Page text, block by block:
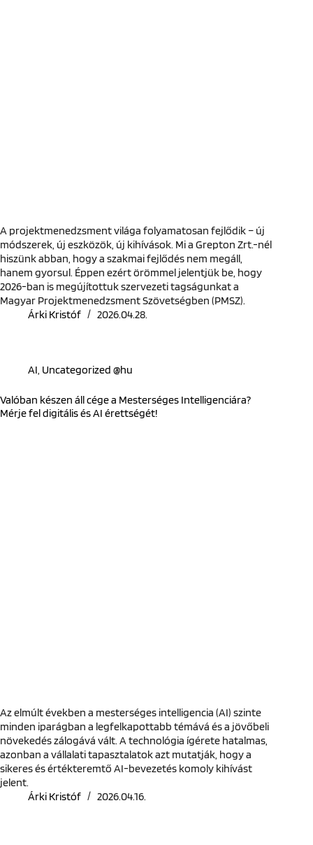
A projektmenedzsment világa folyamatosan fejlődik – új
módszerek, új eszközök, új kihívások. Mi a Grepton Zrt.-nél
hiszünk abban, hogy a szakmai fejlődés nem megáll,
hanem gyorsul. Éppen ezért örömmel jelentjük be, hogy
2026-ban is megújítottuk szervezeti tagságunkat a
Magyar Projektmenedzsment Szövetségben (PMSZ).
Árki Kristóf
2026.04.28.
AI, Uncategorized @hu
Valóban készen áll cége a Mesterséges Intelligenciára?
Mérje fel digitális és AI érettségét!
Az elmúlt években a mesterséges intelligencia (AI) szinte
minden iparágban a legfelkapottabb témává és a jövőbeli
növekedés zálogává vált. A technológia ígérete hatalmas,
azonban a vállalati tapasztalatok azt mutatják, hogy a
sikeres és értékteremtő AI-bevezetés komoly kihívást
jelent.
Árki Kristóf
2026.04.16.